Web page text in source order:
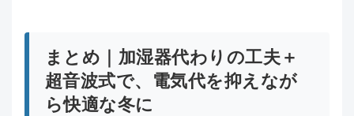
まとめ｜加湿器代わりの工夫＋
超音波式で、電気代を抑えなが
ら快適な冬に